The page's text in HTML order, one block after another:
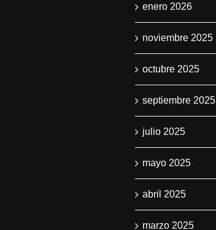
enero 2026
noviembre 2025
octubre 2025
septiembre 2025
julio 2025
mayo 2025
abril 2025
marzo 2025